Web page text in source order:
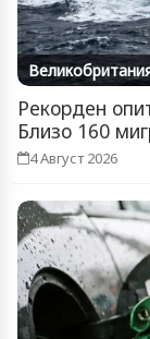
Рекорден
Близо 160
4 Август 2026